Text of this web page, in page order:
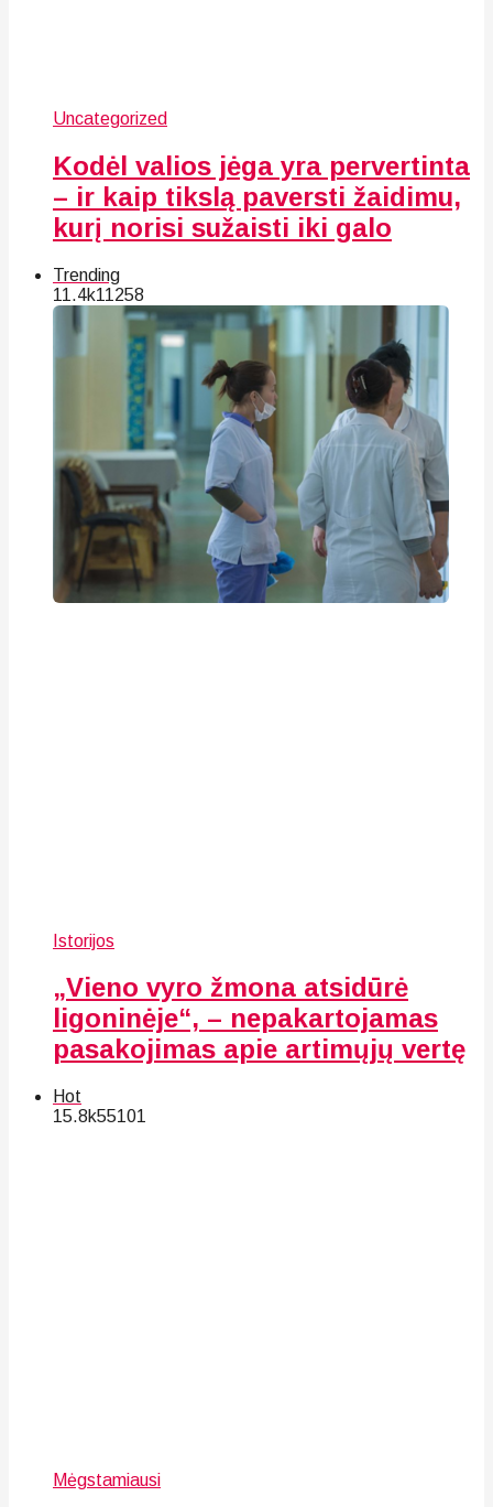
Uncategorized
Kodėl valios jėga yra pervertinta
– ir kaip tikslą paversti žaidimu,
kurį norisi sužaisti iki galo
Trending
11.4k11258
Istorijos
„Vieno vyro žmona atsidūrė
ligoninėje“, – nepakartojamas
pasakojimas apie artimųjų vertę
Hot
15.8k55101
Mėgstamiausi